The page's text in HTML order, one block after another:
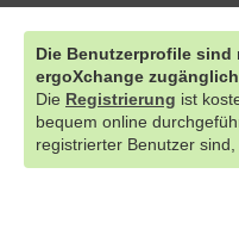
Die Benutzerprofile
ergoXchange
Die Registrierung ist
bequem online
registrierter Benutzer